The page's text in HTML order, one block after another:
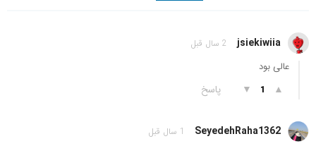
jsiekiwiia 2 سال قبل
عالی بود
▲
1
▼ پاسخ
SeyedehRaha1362 1 سال قبل